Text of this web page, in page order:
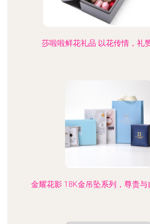
莎啦啦鲜花礼品 以花传情，礼
金耀花影 18K金吊坠系列，尊贵